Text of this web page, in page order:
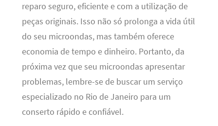
reparo seguro, eficiente e com a utilização de
peças originais. Isso não só prolonga a vida útil
do seu microondas, mas também oferece
economia de tempo e dinheiro. Portanto, da
próxima vez que seu microondas apresentar
problemas, lembre-se de buscar um serviço
especializado no Rio de Janeiro para um
conserto rápido e confiável.